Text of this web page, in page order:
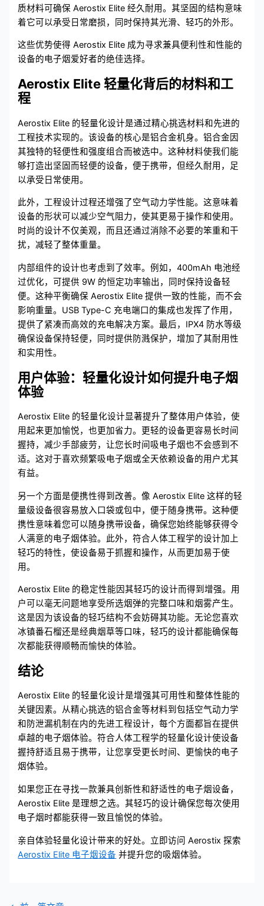
质材料可确保 Aerostix Elite 经久耐用。其坚固的结构意味
着它可以承受日常磨损，同时保持其光滑、轻巧的外形。
这些优势使得 Aerostix Elite 成为寻求兼具便利性和性能的
设备的电子烟爱好者的绝佳选择。
Aerostix Elite 轻量化背后的材料和工
程
Aerostix Elite 的轻量化设计是通过精心挑选材料和先进的
工程技术实现的。该设备的核心是铝合金机身。铝合金因
其独特的轻便性和强度组合而被选中。这种材料使我们能
够打造出坚固而轻便的设备，便于携带，但经久耐用，足
以承受日常使用。
此外，工程设计过程还增强了空气动力学性能。这意味着
设备的形状可以减少空气阻力，使其更易于操作和使用。
时尚的设计不仅美观，而且还通过消除不必要的笨重和干
扰，减轻了整体重量。
内部组件的设计也考虑到了效率。例如，400mAh 电池经
过优化，可提供 9W 的恒定功率输出，同时保持设备轻
便。这种平衡确保 Aerostix Elite 提供一致的性能，而不会
影响重量。USB Type-C 充电端口的集成也发挥了作用，
提供了紧凑而高效的充电解决方案。最后，IPX4 防水等级
确保设备保持轻便，同时提供防溅保护，增加了其耐用性
和实用性。
用户体验：轻量化设计如何提升电子烟
体验
Aerostix Elite 的轻量化设计显著提升了整体用户体验，使
用起来更加愉悦，也更加省力。更轻的设备更容易长时间
握持，减少手部疲劳，让您长时间吸电子烟也不会感到不
适。这对于喜欢频繁吸电子烟或全天依赖设备的用户尤其
有益。
另一个方面是便携性得到改善。像 Aerostix Elite 这样的轻
量级设备很容易放入口袋或包中，便于随身携带。这种便
携性意味着您可以随身携带设备，确保您始终能够获得令
人满意的电子烟体验。此外，符合人体工程学的设计加上
轻巧的特性，使设备易于抓握和操作，从而更加易于使
用。
Aerostix Elite 的稳定性能因其轻巧的设计而得到增强。用
户可以毫无问题地享受所选烟弹的完整口味和烟雾产生。
这是因为该设备的轻巧结构不会妨碍其功能。无论您喜欢
冰镇番石榴还是经典烟草等口味，轻巧的设计都能确保每
次都能获得顺畅而愉快的体验。
结论
Aerostix Elite 的轻量化设计是增强其可用性和整体性能的
关键因素。从精心挑选的铝合金等材料到包括空气动力学
和防泄漏机制在内的先进工程设计，每个方面都旨在提供
卓越的电子烟体验。符合人体工程学的轻量化设计使设备
握持舒适且易于携带，让您享受更长时间、更愉快的电子
烟体验。
如果您正在寻找一款兼具创新性和舒适性的电子烟设备，
Aerostix Elite 是理想之选。其轻巧的设计确保您每次使用
电子烟时都能获得一致且愉悦的体验。
亲自体验轻量化设计带来的好处。立即访问 Aerostix 探索
Aerostix Elite 电子烟设备 并提升您的吸烟体验。